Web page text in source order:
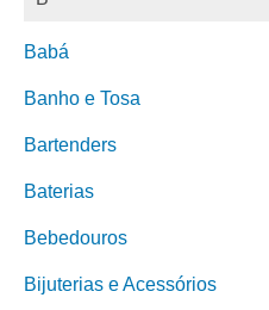
Babá
Banho e Tosa
Bartenders
Baterias
Bebedouros
Bijuterias e Acessórios